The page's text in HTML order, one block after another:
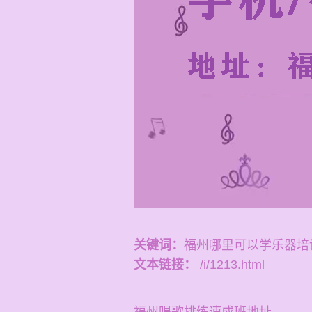
关键词： 福州哪里可以学乐器
文本链接：
/i/1213.html